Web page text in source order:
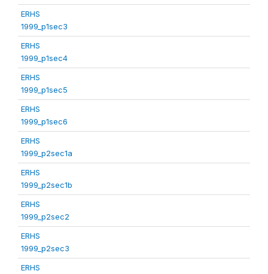
ERHS
1999_p1sec3
ERHS
1999_p1sec4
ERHS
1999_p1sec5
ERHS
1999_p1sec6
ERHS
1999_p2sec1a
ERHS
1999_p2sec1b
ERHS
1999_p2sec2
ERHS
1999_p2sec3
ERHS